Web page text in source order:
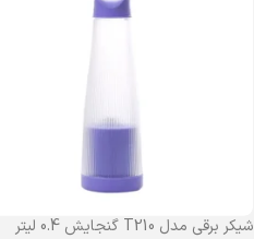
شیکر برقی مدل T210 گنجایش 0.4 لیتر